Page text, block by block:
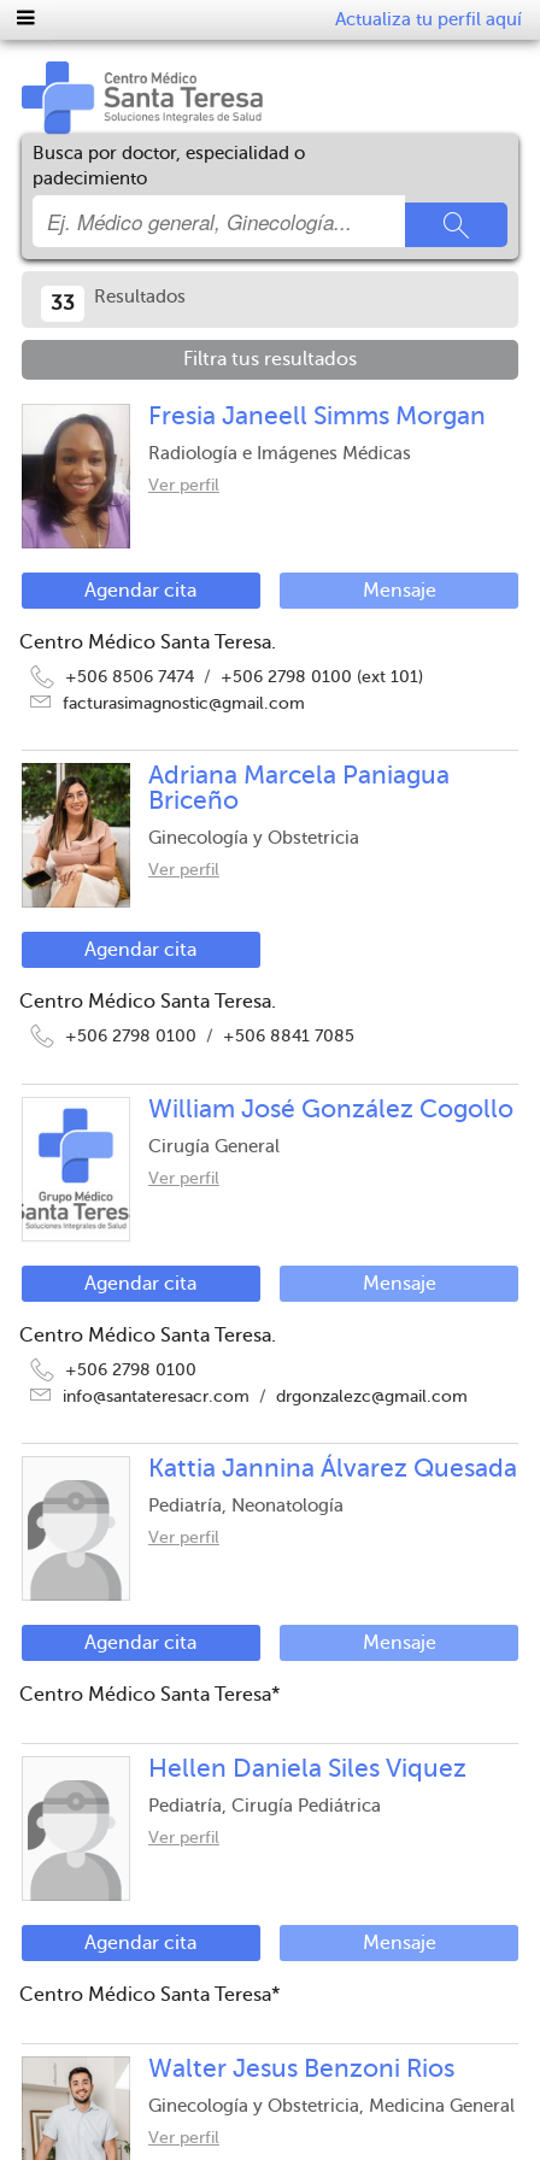
Actualiza tu perfil aquí
Busca por doctor, especialidad o
padecimiento
33 Resultados
Filtra tus resultados
Fresia Janeell Simms Morgan
Radiología e Imágenes Médicas
Ver perfil
Agendar cita Mensaje
Centro Médico Santa Teresa.
+506 8506 7474 /
+506 2798 0100 (ext 101)
facturasimagnostic@gmail.com
Adriana Marcela Paniagua
Briceño
Ginecología y Obstetricia
Ver perfil
Agendar cita
Centro Médico Santa Teresa.
+506 2798 0100 / +506 8841 7085
William José González Cogollo
Cirugía General
Ver perfil
Agendar cita Mensaje
Centro Médico Santa Teresa.
+506 2798 0100
info@santateresacr.com / drgonzalezc@gmail.com
Kattia Jannina Álvarez Quesada
Pediatría, Neonatología
Ver perfil
Agendar cita Mensaje
Centro Médico Santa Teresa*
Hellen Daniela Siles Viquez
Pediatría, Cirugía Pediátrica
Ver perfil
Agendar cita Mensaje
Centro Médico Santa Teresa*
Walter Jesus Benzoni Rios
Ginecología y Obstetricia, Medicina General
Ver perfil